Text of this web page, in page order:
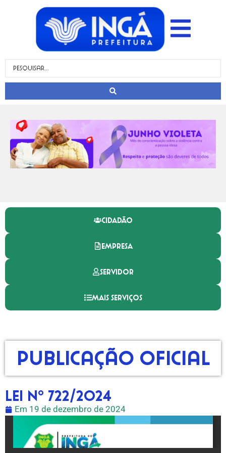
CIDADÃO
EMPRESA
SERVIDOR
MAIS SERVIÇOS
Publicação Oficial
LEI Nº 722/2024
Em 19 de dezembro de 2024